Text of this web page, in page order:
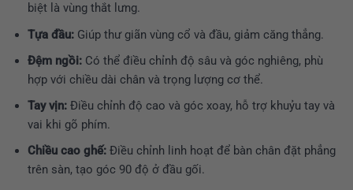
biệt là vùng thắt lưng.
Tựa đầu:Giúp thư giãn vùng cổ và đầu, giảm căng thẳng.
Đệm ngồi:Có thể điều chỉnh độ sâu và góc nghiêng, phù
hợp với chiều dài chân và trọng lượng cơ thể.
Tay vịn:Điều chỉnh độ cao và góc xoay, hỗ trợ khuỷu tay và
vai khi gõ phím.
Chiều cao ghế:Điều chỉnh linh hoạt để bàn chân đặt phẳng
trên sàn, tạo góc 90 độ ở đầu gối.